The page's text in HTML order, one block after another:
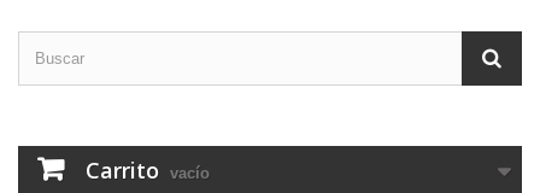
Carrito vacío